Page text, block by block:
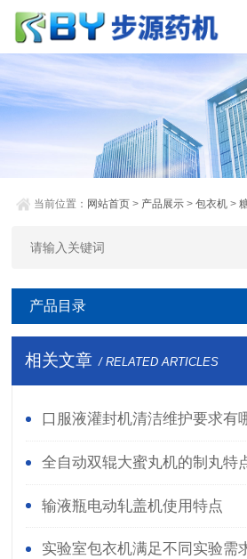
当前位置： 网站首页 > 产品展示 >包衣机 >
产品目录
相关文章 / RELATED ARTICLES
口服液灌封机清洁维护要求有
全自动双辊大蜜丸机的制丸特
输液瓶电动轧盖机使用特点
实验室包衣机满足不同实验需